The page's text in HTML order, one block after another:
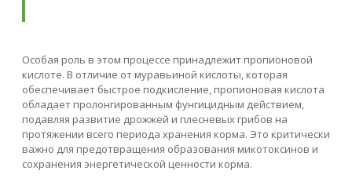
Особая роль в этом процессе принадлежит пропионовой
кислоте. В отличие от муравьиной кислоты, которая
обеспечивает быстрое подкисление, пропионовая кислота
обладает пролонгированным фунгицидным действием,
подавляя развитие дрожжей и плесневых грибов на
протяжении всего периода хранения корма. Это критически
важно для предотвращения образования микотоксинов и
сохранения энергетической ценности корма.